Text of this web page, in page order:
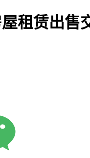
租赁出售